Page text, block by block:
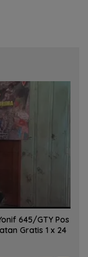
645/GTY Pos
Gratis 1 x 24